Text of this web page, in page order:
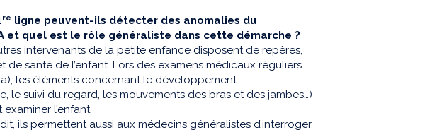
re ligne peuvent-ils détecter des anomalies du
et quel est le rôle généraliste dans cette démarche ?
intervenants de la petite enfance disposent de repères,
santé de l’enfant. Lors des examens médicaux réguliers
les éléments concernant le développement
le suivi du regard, les mouvements des bras et des jambes…)
l’enfant.
ils permettent aussi aux médecins généralistes d’interroger